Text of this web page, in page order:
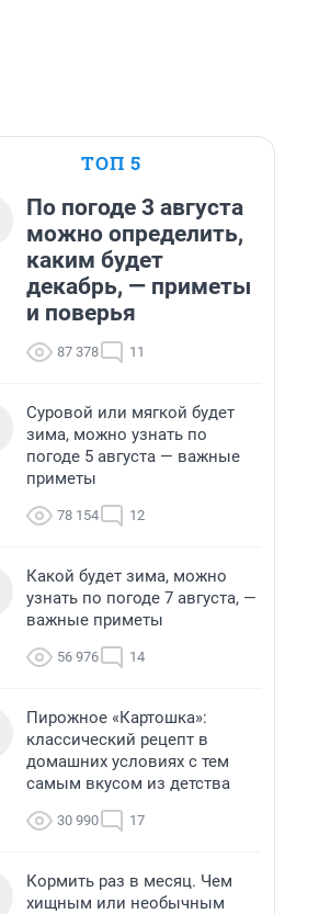
ТОП 5
По погоде 3 августа
можно определить,
каким будет
декабрь, — приметы
и поверья
87 378 11
Суровой или мягкой будет
зима, можно узнать по
погоде 5 августа — важные
приметы
78 154 12
Какой будет зима, можно
узнать по погоде 7 августа, —
важные приметы
56 976 14
Пирожное «Картошка»:
классический рецепт в
домашних условиях с тем
самым вкусом из детства
30 990 17
Кормить раз в месяц. Чем
хищным или необычным